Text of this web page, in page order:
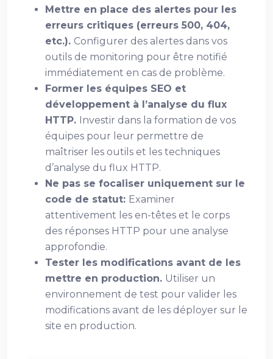
Mettre en place des alertes pour les
erreurs critiques (erreurs 500, 404,
etc.). Configurer des alertes dans vos
outils de monitoring pour être notifié
immédiatement en cas de problème.
Former les équipes SEO et
développement à l’analyse du flux
HTTP. Investir dans la formation de vos
équipes pour leur permettre de
maîtriser les outils et les techniques
d’analyse du flux HTTP.
Ne pas se focaliser uniquement sur le
code de statut: Examiner
attentivement les en-têtes et le corps
des réponses HTTP pour une analyse
approfondie.
Tester les modifications avant de les
mettre en production. Utiliser un
environnement de test pour valider les
modifications avant de les déployer sur le
site en production.